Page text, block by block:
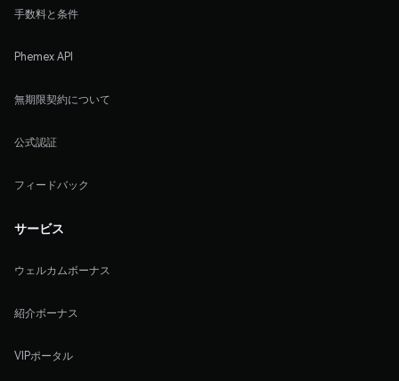
手数料と条件
Phemex API
無期限契約について
公式認証
フィードバック
サービス
ウェルカムボーナス
紹介ボーナス
VIPポータル